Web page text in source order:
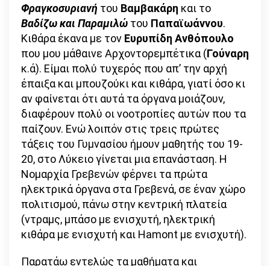
Φραγκοσυριανή του Βαμβακάρη και το
Βαδίζω και Παραμιλώ του Παπαϊωάννου.
Κιθάρα έκανα με τον Ευρυπίδη Ανθόπουλο
που μου μάθαινε Αρχοντορεμπέτικα (Γούναρη
κ.ά). Είμαι πολύ τυχερός που απ’ την αρχή
έπαιξα και μπουζούκι και κιθάρα, γιατί όσο κι
αν φαίνεται ότι αυτά τα όργανα μοιάζουν,
διαφέρουν πολύ οι νοοτροπίες αυτών που τα
παίζουν. Ενώ λοιπόν στις τρεις πρώτες
τάξεις του Γυμνασίου ήμουν μαθητής του 19-
20, στο Λύκειο γίνεται μια επανάσταση. Η
Νομαρχία Γρεβενών φέρνει τα πρώτα
ηλεκτρικά όργανα στα Γρεβενά, σε έναν χώρο
πολιτισμού, πάνω στην κεντρική πλατεία
(ντραμς, μπάσο με ενισχυτή, ηλεκτρική
κιθάρα με ενισχυτή και Hamont με ενισχυτή).
Παρατάω εντελώς τα μαθήματα και